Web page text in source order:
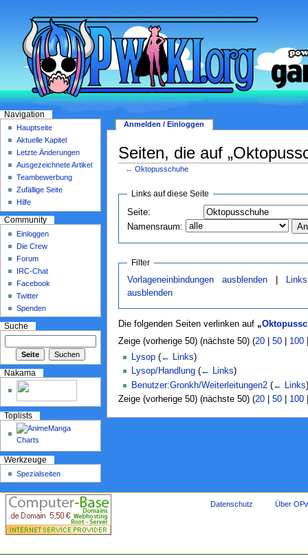
Seiten, die auf
←Oktopusschuhe
Links auf diese Seite
Seite:
Namensraum:
Filter
Vorlageneinbindungen ausblenden
ausblenden
Die folgenden Seiten verlinken auf „
Zeige (vorherige 50) (nächste 50) (20| 50| 100
Lysop (← Links)
Lysop/Handlung (← Links)
Benutzer:Gronkh/Weiterleitungen2 (← Links)
Zeige (vorherige 50) (nächste 50) (20| 50| 100
Anmelden / Einloggen
Navigation
Hauptseite
Aktuelle Kapitel
Letzte Änderungen
Ausgezeichnete Artikel
Teambewerbung
Zufällige Seite
Hilfe
Community
Einloggen
Die Crew
Forum
IRC-Chat
Facebook
Twitter
Spenden
Suche
Nakama
Toplists
Werkzeuge
Spezialseiten
Datenschutz Über